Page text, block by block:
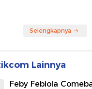
Selengkapnya
Lainnya
Feby Febiola